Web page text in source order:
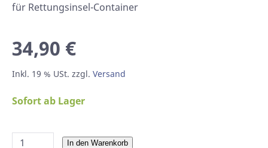
für Rettungsinsel-Container
34,90 €
Inkl. 19 % USt. zzgl. Versand
Sofort ab Lager
In den Warenkorb